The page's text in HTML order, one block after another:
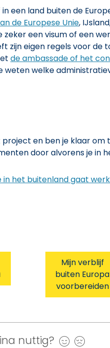
een land buiten de
de Europese Unie,
zeker een visum of een
zijn eigen regels voor
de ambassade of het
weten welke
en ben je klaar om
door alvorens je in
in het buitenland gaat
Mijn verblijf
buiten Europa
voorbereiden
nuttig? Ja